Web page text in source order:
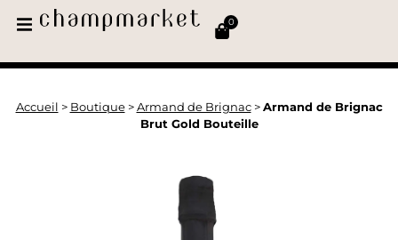
0
Accueil > Boutique> Armand de Brignac> Armand de Brignac
Brut Gold Bouteille